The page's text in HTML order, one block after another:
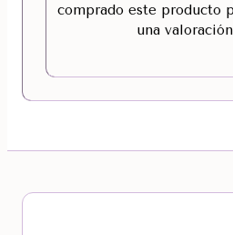
comprado este producto
una